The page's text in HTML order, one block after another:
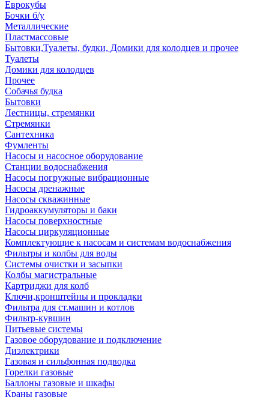
Еврокубы
Бочки б/у
Металлические
Пластмассовые
Бытовки,Туалеты, будки, Домики для колодцев и прочее
Туалеты
Домики для колодцев
Прочее
Собачья будка
Бытовки
Лестницы, стремянки
Стремянки
Сантехника
Фумленты
Насосы и насосное оборудование
Станции водоснабжения
Насосы погружные вибрационные
Насосы дренажные
Насосы скважинные
Гидроаккумуляторы и баки
Насосы поверхностные
Насосы циркуляционные
Комплектующие к насосам и системам водоснабжения
Фильтры и колбы для воды
Системы очистки и засыпки
Колбы магистральные
Картриджи для колб
Ключи,кронштейны и прокладки
Фильтра для ст.машин и котлов
Фильтр-кувшин
Питьевые системы
Газовое оборудование и подключение
Диэлектрики
Газовая и сильфонная подводка
Горелки газовые
Баллоны газовые и шкафы
Краны газовые